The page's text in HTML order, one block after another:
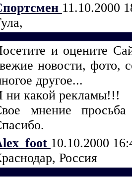
11.10.2000
и оцените
новости, фото,
другое...
ни какой рекламы!!!
мнение просьба
10.10.2000
Россия